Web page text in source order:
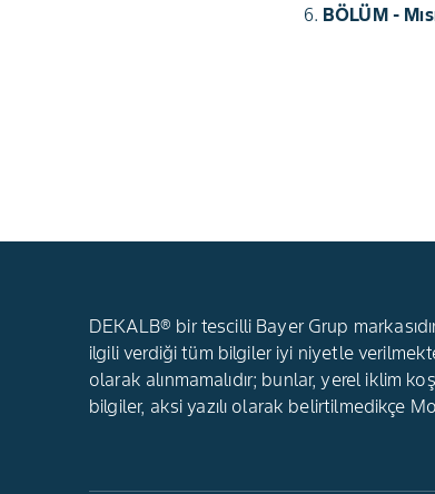
BÖLÜM -
DEKALB® bir tescilli Bayer Grup
ilgili verdiği tüm bilgiler iyi niyetle
olarak alınmamalıdır; bunlar, yerel iklim
bilgiler, aksi yazılı olarak belirtilmedikçe